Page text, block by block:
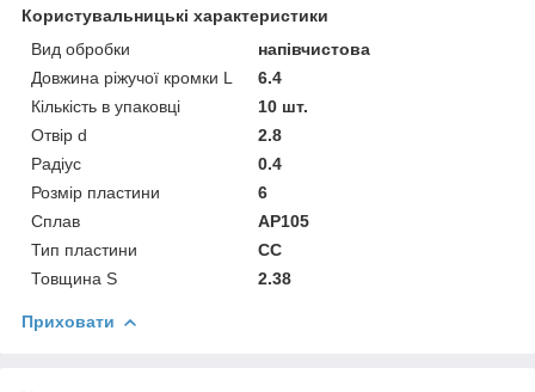
Користувальницькі характеристики
Вид обробки
напівчистова
Довжина ріжучої кромки L
6.4
Кількість в упаковці
10 шт.
Отвір d
2.8
Радіус
0.4
Розмір пластини
6
Сплав
AP105
Тип пластини
СС
Товщина S
2.38
Приховати